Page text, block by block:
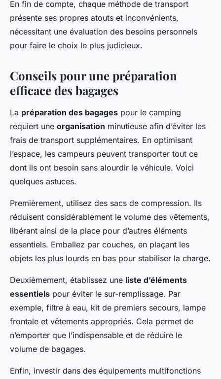
En fin de compte, chaque méthode de transport
présente ses propres atouts et inconvénients,
nécessitant une évaluation des besoins personnels
pour faire le choix le plus judicieux.
Conseils pour une préparation
efficace des bagages
La préparation des bagages pour le camping
requiert une organisation minutieuse afin d’éviter les
frais de transport supplémentaires. En optimisant
l’espace, les campeurs peuvent transporter tout ce
dont ils ont besoin sans alourdir le véhicule. Voici
quelques astuces.
Premièrement, utilisez des sacs de compression. Ils
réduisent considérablement le volume des vêtements,
libérant ainsi de la place pour d’autres éléments
essentiels. Emballez par couches, en plaçant les
objets les plus lourds en bas pour stabiliser la charge.
Deuxièmement, établissez une liste d’éléments
essentiels pour éviter le sur-remplissage. Par
exemple, filtre à eau, kit de premiers secours, lampe
frontale et vêtements appropriés. Cela permet de
n’emporter que l’indispensable et de réduire le
volume de bagages.
Enfin, investir dans des équipements multifonctions